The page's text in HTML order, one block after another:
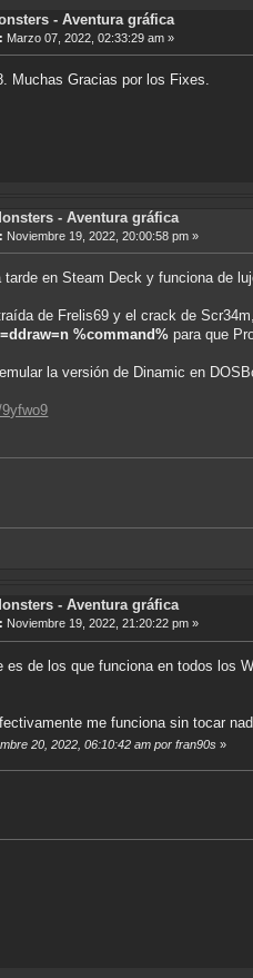
- Aventura gráfica
Marzo 07, 2022, 02:33:29 am »
Muchas Gracias por los Fixes.
- Aventura gráfica
Noviembre 19, 2022, 20:00:58 pm »
tarde en Steam Deck y funciona de
de Frelis69 y el crack de
%command% para que
la versión de Dinamic en
- Aventura gráfica
Noviembre 19, 2022, 21:20:22 pm »
es de los que funciona en todos los
me funciona sin tocar
20, 2022, 06:10:42 am por fran90s »